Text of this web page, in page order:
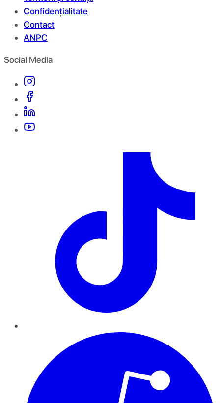
Confidențialitate
Contact
ANPC
Social Media